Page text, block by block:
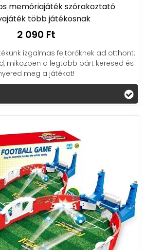
memóriajáték szórakoztató
több játékosnak
2 090 Ft
izgalmas fejtörőknek ad otthont:
miközben a legtöbb párt keresed és
meg a játékot!